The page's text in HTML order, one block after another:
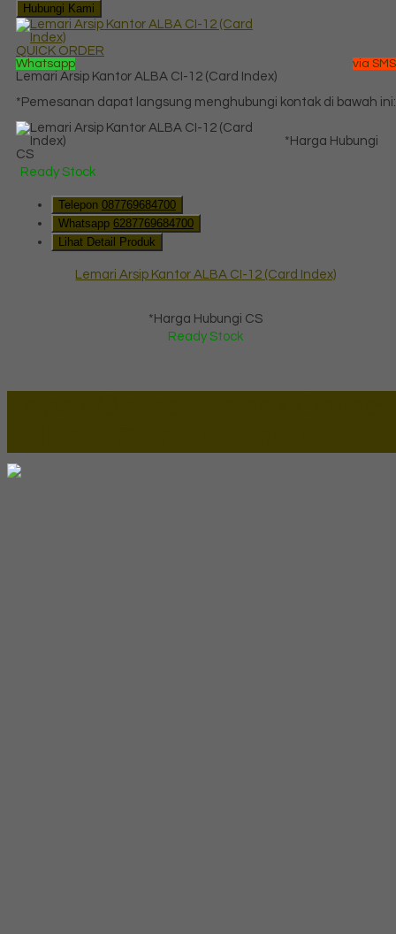
Hubungi Kami
QUICK ORDER
Whatsapp via SMS
Lemari Arsip Kantor ALBA CI-12 (Card Index)
*Pemesanan dapat langsung menghubungi kontak di bawah ini:
*Harga Hubungi
CS
Ready Stock
Telepon 087769684700
Whatsapp 6287769684700
Lihat Detail Produk
Lemari Arsip Kantor ALBA CI-12 (Card Index)
*Harga Hubungi CS
Ready Stock